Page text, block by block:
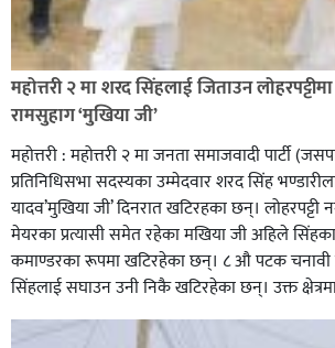
रक्तदान सेवामा जिल्लामै दोस्रो स्थान
रेडक्रस सिराहा द्वारा सम्मानित
सिराहाको औरहीमा जेन-जी भेला सम्पन्न
महोत्तरी २ मा शरद सिंहलाई जिताउन
रामसुहाग ‘मुखिया जी’
महोत्तरी : महोत्तरी २ मा जनता समाजवादी पार्टी
प्रतिनिधिसभा सदस्यका उम्मेदवार शरद सिंह
यादव’मुखिया जी’ दिनरात खटिरहका छन्।
मेयरका प्रत्यासी समेत रहेका मखिया जी अहिले
कमाण्डरका रूपमा खटिरहेका छन्। ८ औ पटक चनावी
सिंहलाई सघाउन उनी निकै खटिरहेका छन्। उक्त